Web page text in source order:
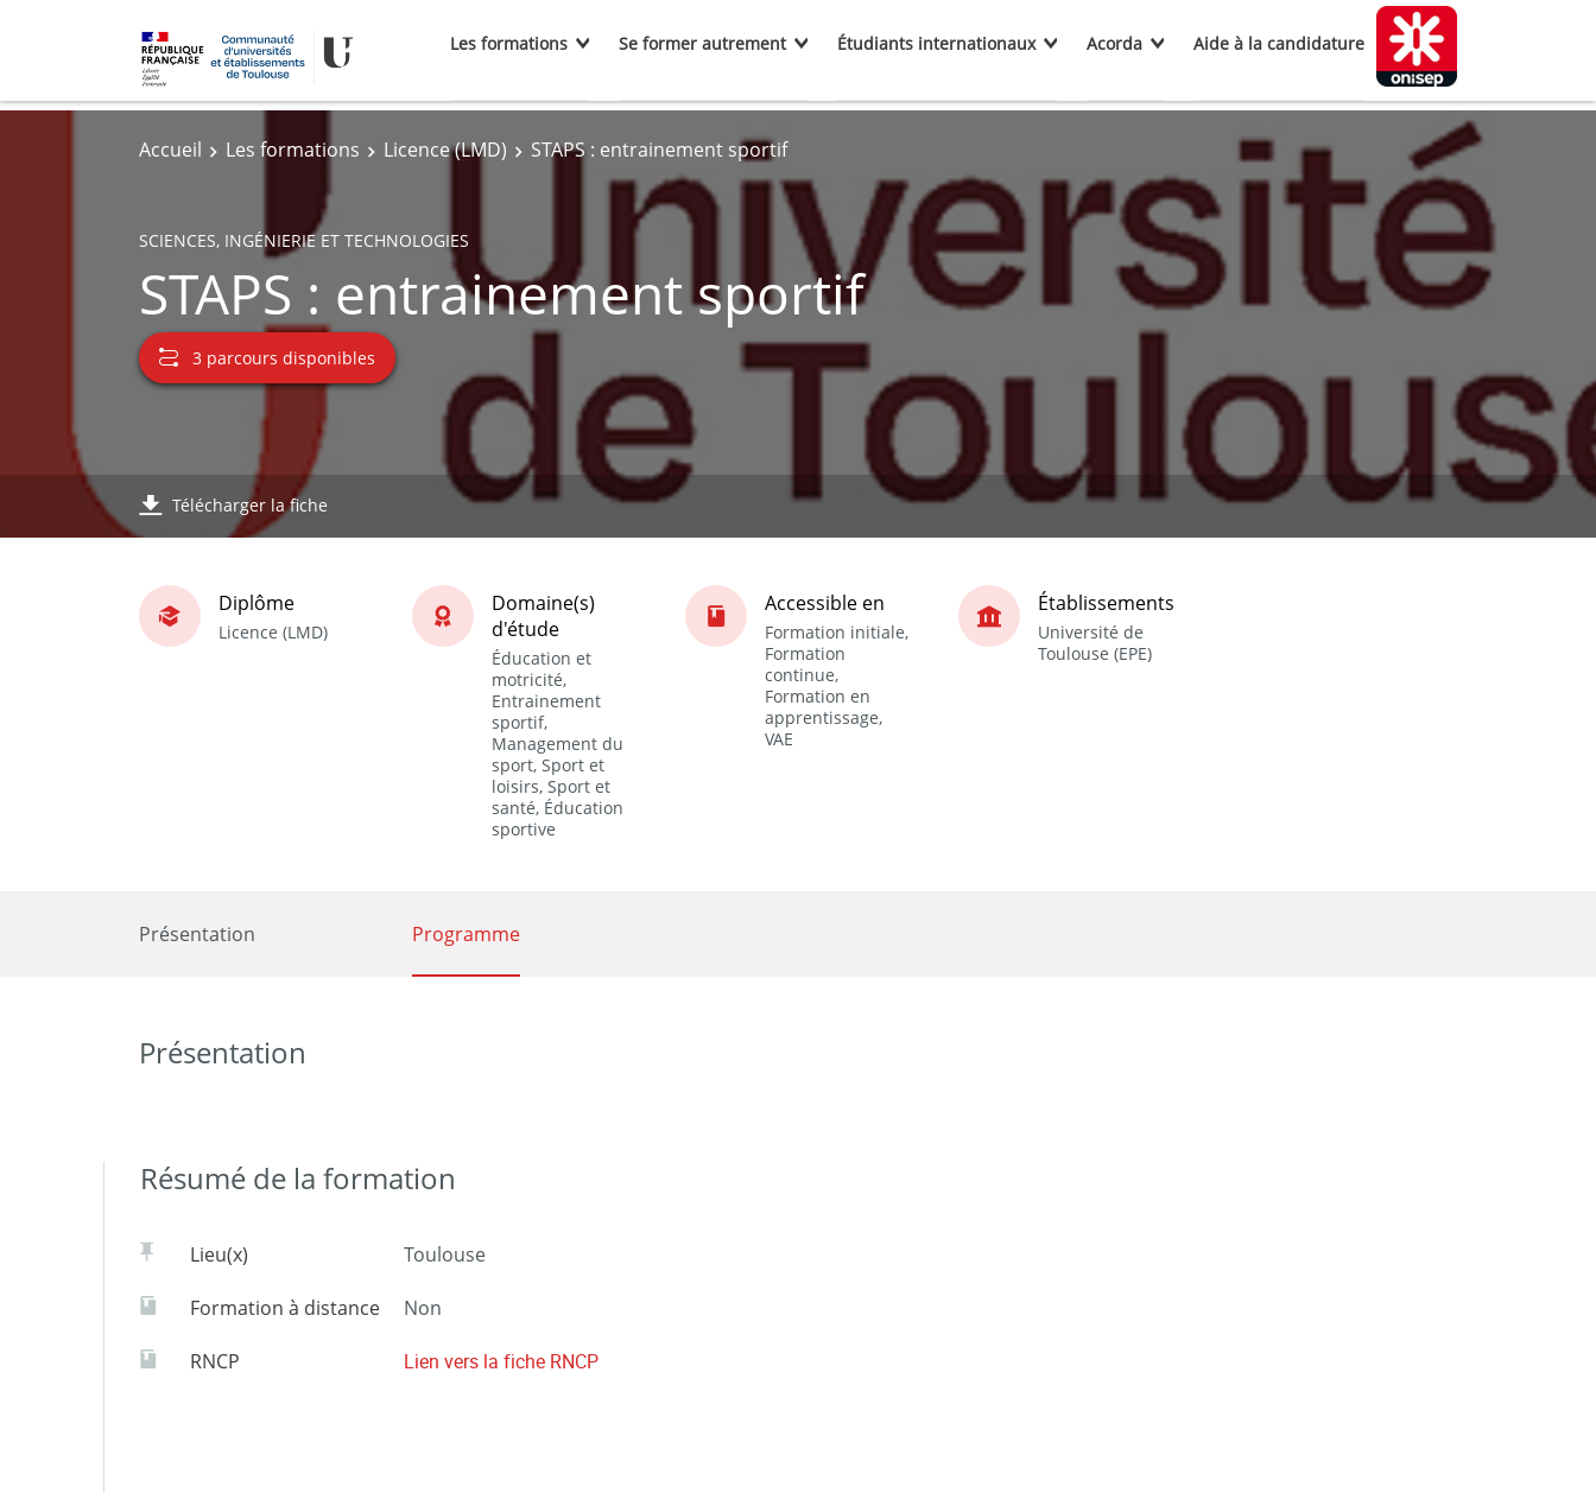
Les formations Se former autrement Étudiants internationaux Acorda Aide à la candidature
Accueil Les formations Licence (LMD) STAPS : entrainement sportif
SCIENCES, INGÉNIERIE ET TECHNOLOGIES
STAPS : entrainement sportif
3 parcours disponibles
Télécharger la fiche
Diplôme
Licence (LMD)
Domaine(s)
d'étude
Éducation et
motricité,
Entrainement
sportif,
Management du
sport, Sport et
loisirs, Sport et
santé, Éducation
sportive
Accessible en
Formation initiale,
Formation
continue,
Formation en
apprentissage,
VAE
Établissements
Université de
Toulouse (EPE)
Présentation Programme
Présentation
Résumé de la formation
Lieu(x) Toulouse
Formation à distance Non
RNCP Lien vers la fiche RNCP